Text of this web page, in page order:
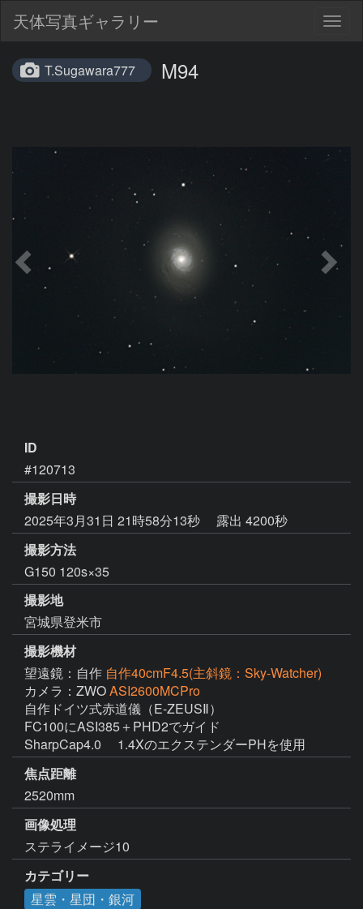
天体写真ギャラリー
T.Sugawara777 M94
ID
#120713
撮影日時
2025年3月31日 21時58分13秒
露出 4200秒
撮影方法
G150 120s×35
撮影地
宮城県登米市
撮影機材
望遠鏡：自作 自作40cmF4.5(主斜鏡：Sky-Watcher)
カメラ：ZWOASI2600MCPro
自作ドイツ式赤道儀（E-ZEUSⅡ）
FC100にASI385＋PHD2でガイド
SharpCap4.0 　1.4XのエクステンダーPHを使用
焦点距離
2520mm
画像処理
ステライメージ10
カテゴリー
星雲・星団・銀河